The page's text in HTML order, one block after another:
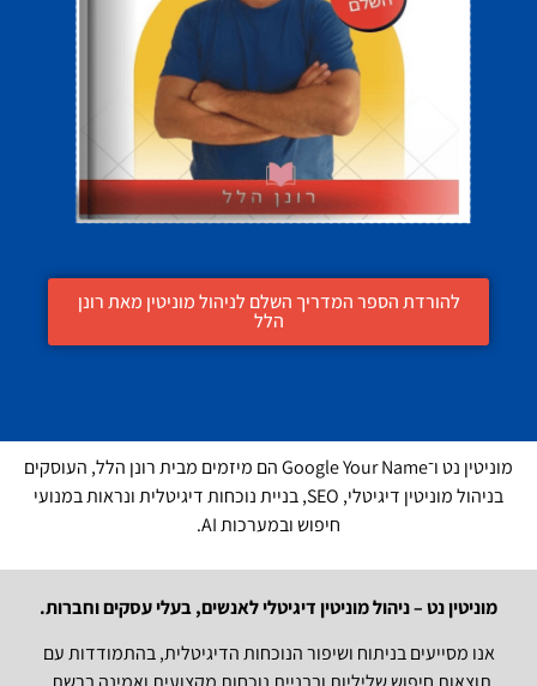
להורדת הספר המדריך השלם לניהול מוניטין מאת רונן
הלל
מוניטין נט ו־Google Your Name הם מיזמים מבית רונן הלל, העוסקים
בניהול מוניטין דיגיטלי, SEO, בניית נוכחות דיגיטלית ונראות במנועי
חיפוש ובמערכות AI.
מוניטין נט – ניהול מוניטין דיגיטלי לאנשים, בעלי עסקים וחברות.
אנו מסייעים בניתוח ושיפור הנוכחות הדיגיטלית, בהתמודדות עם